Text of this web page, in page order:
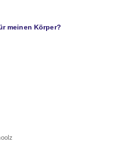
meinen Körper?